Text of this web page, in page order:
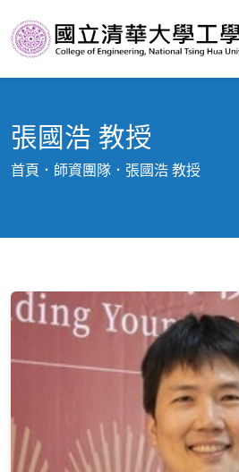
張國浩 教授
首頁 師資團隊 張國浩 教授